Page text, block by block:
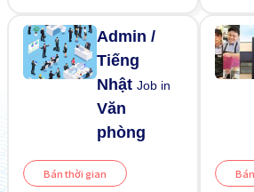
Admin /
Tiếng
NhậtJob in
Văn
phòng
Bán thời gian